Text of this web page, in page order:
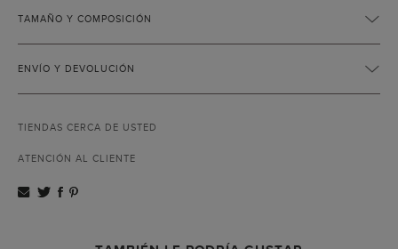
TAMAÑO Y COMPOSICIÓN
ENVÍO Y DEVOLUCIÓN
TIENDAS CERCA DE USTED
ATENCIÓN AL CLIENTE